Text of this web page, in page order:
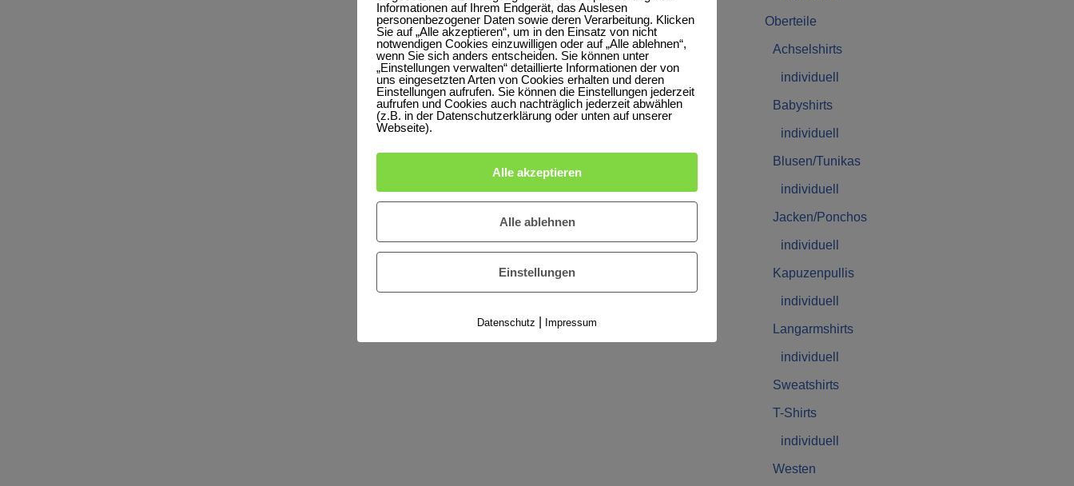
Oberteile
Achselshirts
individuell
Babyshirts
individuell
Blusen/Tunikas
individuell
Jacken/Ponchos
individuell
Kapuzenpullis
individuell
Langarmshirts
individuell
Sweatshirts
T-Shirts
individuell
Westen
Informationen auf Ihrem Endgerät, das Auslesen
personenbezogener Daten sowie deren Verarbeitung. Klicken
Sie auf „Alle akzeptieren“, um in den Einsatz von nicht
notwendigen Cookies einzuwilligen oder auf „Alle ablehnen“,
wenn Sie sich anders entscheiden. Sie können unter
„Einstellungen verwalten“ detaillierte Informationen der von
uns eingesetzten Arten von Cookies erhalten und deren
Einstellungen aufrufen. Sie können die Einstellungen jederzeit
aufrufen und Cookies auch nachträglich jederzeit abwählen
(z.B. in der Datenschutzerklärung oder unten auf unserer
Webseite).
Alle akzeptieren
Alle ablehnen
Einstellungen
Datenschutz Impressum